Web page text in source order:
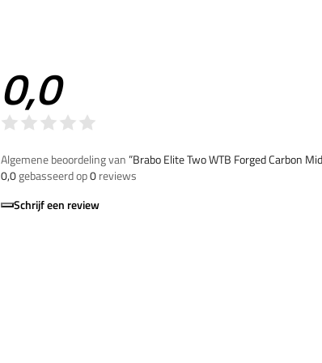
0,0
Algemene beoordeling van”Brabo Elite Two WTB Forged Carbon
0,0gebasseerd op0reviews
Schrijf een review